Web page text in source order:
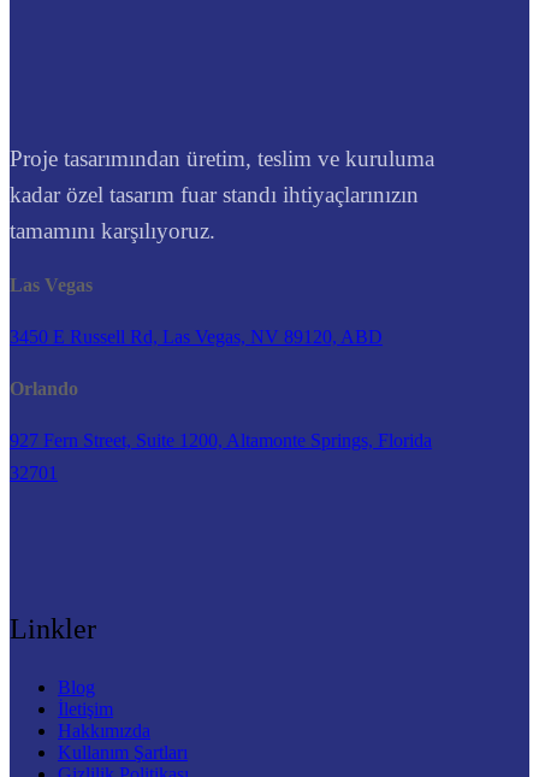
Proje tasarımından üretim, teslim ve kuruluma
kadar özel tasarım fuar standı ihtiyaçlarınızın
tamamını karşılıyoruz.
Las Vegas
3450 E Russell Rd, Las Vegas, NV 89120, ABD
Orlando
927 Fern Street, Suite 1200, Altamonte Springs, Florida
32701
Linkler
Blog
İletişim
Hakkımızda
Kullanım Şartları